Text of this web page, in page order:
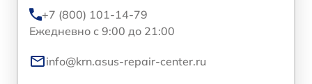
+7 (800) 101-14-79
Ежедневно с 9:00 до 21:00
info@krn.asus-repair-center.ru